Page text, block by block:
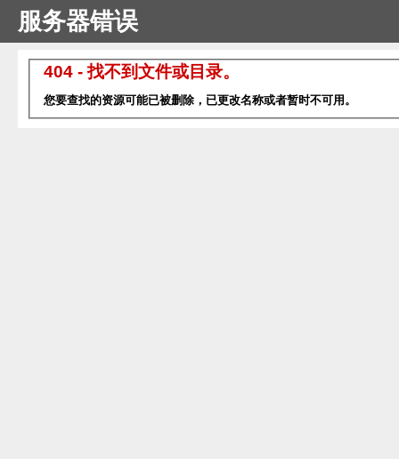
服务器错误
404 - 找不到文件或目录。
您要查找的资源可能已被删除，已更改名称或者暂时不可用。